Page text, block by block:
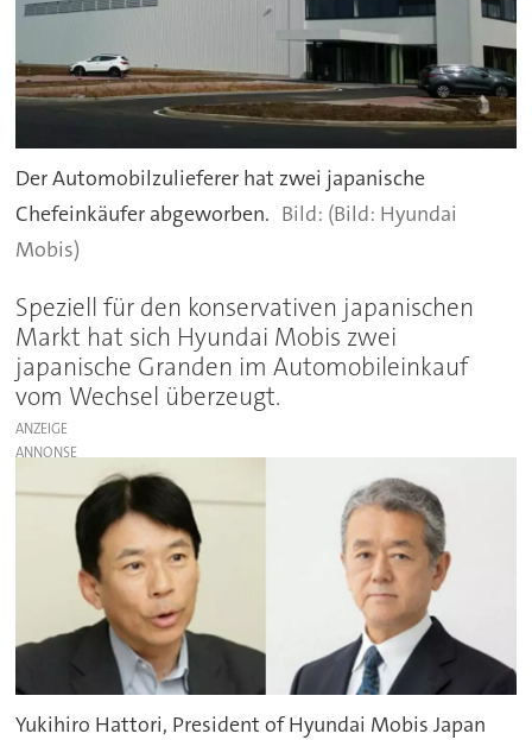
Der Automobilzulieferer hat zwei japanische
Chefeinkäufer abgeworben.
(Bild: Hyundai
Mobis)
Speziell für den konservativen japanischen
Markt hat sich Hyundai Mobis zwei
japanische Granden im Automobileinkauf
vom Wechsel überzeugt.
ANZEIGE
Yukihiro Hattori, President of Hyundai Mobis Japan